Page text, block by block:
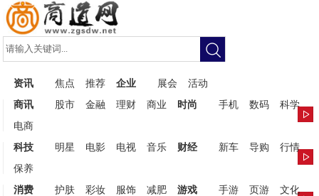
资讯 焦点 推荐 企业 展会
活动
商讯
股市 金融 理财 商业 时尚 手机 数码
科学
电商
科技
明星 电影 电视 音乐 财经 新车 导购
行情
保养
消费
护肤 彩妆 服饰 减肥 游戏 手游 页游
文化